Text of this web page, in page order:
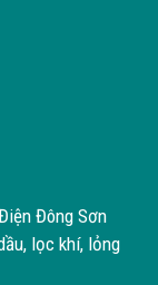
Đông Sơn
lọc khí, lỏng